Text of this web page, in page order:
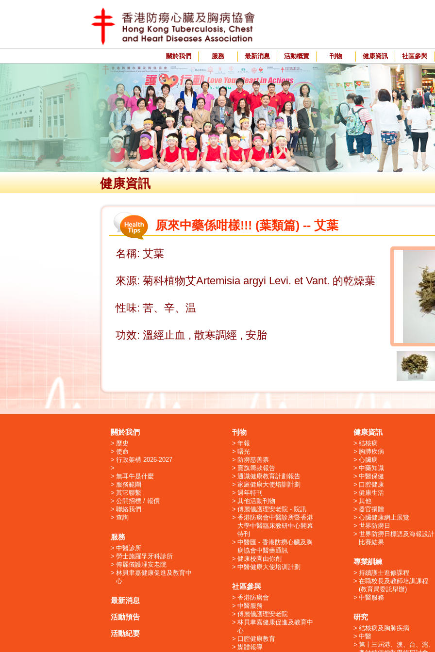
關於我們 服務 最新消息 活動概覽 刊物 健康資訊 社區參與
健康資訊
原來中藥係咁樣!!! (葉類篇) -- 艾葉
名稱: 艾葉
來源: 菊科植物艾Artemisia argyi Levi. et Vant. 的乾燥葉
性味: 苦、辛、温
功效: 溫經止血 , 散寒調經 , 安胎
關於我們
歷史
使命
行政架構 2026-2027
無耳牛是什麼
服務範圍
其它聯繫
公開招標 / 報價
聯絡我們
查詢
服務
中醫診所
勞士施羅孚牙科診所
傅麗儀護理安老院
林貝聿嘉健康促進及教育中
心
最新消息
活動預告
活動紀要
刊物
年報
曙光
防癆慈善票
賣旗籌款報告
通識健康教育計劃報告
家庭健康大使培訓計劃
週年特刊
其他活動刊物
傅麗儀護理安老院 - 院訊
香港防癆會中醫診所暨香港
大學中醫臨床教研中心開幕
特刊
中醫匯 - 香港防癆心臟及胸
病協會中醫藥通訊
健康校園由你創
中醫健康大使培训計劃
社區參與
香港防癆會
中醫服務
傅麗儀護理安老院
林貝聿嘉健康促進及教育中
心
口腔健康教育
媒體報導
健康資訊
結核病
胸肺疾病
心臟病
中藥知識
中醫保健
口腔健康
健康生活
其他
器官捐贈
心臟健康網上展覽
世界防癆日
世界防癆日標語及海報設計
比賽結果
專業訓練
持續護士進修課程
在職校長及教師培訓課程
(教育局委託舉辦)
中醫服務
研究
結核病及胸肺疾病
中醫
第十三屆港、澳、台、滬、